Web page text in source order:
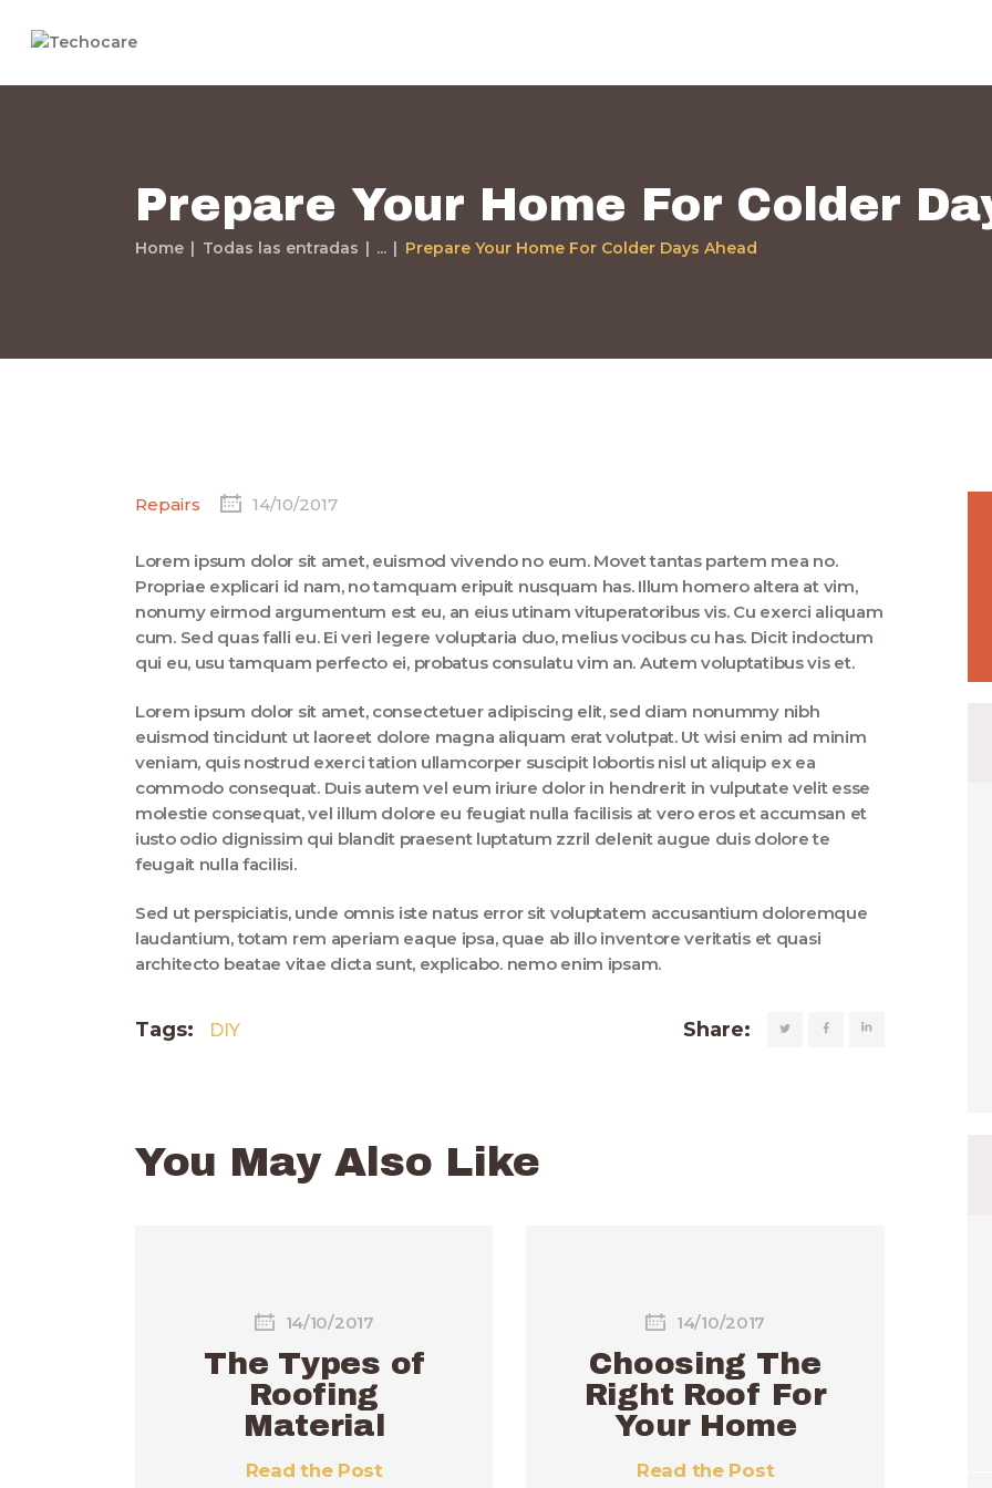
Prepare Your Home For Colder
Home Todas las entradas ... Prepare Your Home For Colder Days Ahead
Quiénes Somos
Políticas
Nuestros Trabajos
Repairs 14/10/2017
Lorem ipsum dolor sit amet, euismod vivendo no eum. Movet tantas partem mea no.
Propriae explicari id nam, no tamquam eripuit nusquam has. Illum homero altera at vim,
nonumy eirmod argumentum est eu, an eius utinam vituperatoribus vis. Cu exerci aliquam
cum. Sed quas falli eu. Ei veri legere voluptaria duo, melius vocibus cu has. Dicit indoctum
qui eu, usu tamquam perfecto ei, probatus consulatu vim an. Autem voluptatibus vis et.
Lorem ipsum dolor sit amet, consectetuer adipiscing elit, sed diam nonummy nibh
euismod tincidunt ut laoreet dolore magna aliquam erat volutpat. Ut wisi enim ad minim
veniam, quis nostrud exerci tation ullamcorper suscipit lobortis nisl ut aliquip ex ea
commodo consequat. Duis autem vel eum iriure dolor in hendrerit in vulputate velit esse
molestie consequat, vel illum dolore eu feugiat nulla facilisis at vero eros et accumsan et
iusto odio dignissim qui blandit praesent luptatum zzril delenit augue duis dolore te
feugait nulla facilisi.
Sed ut perspiciatis, unde omnis iste natus error sit voluptatem accusantium doloremque
laudantium, totam rem aperiam eaque ipsa, quae ab illo inventore veritatis et quasi
architecto beatae vitae dicta sunt, explicabo. nemo enim ipsam.
Tags: DIY Share:
You May Also Like
14/10/2017
The Types of
Roofing
Material
Read the Post
14/10/2017
Choosing The
Right Roof For
Your Home
Read the Post